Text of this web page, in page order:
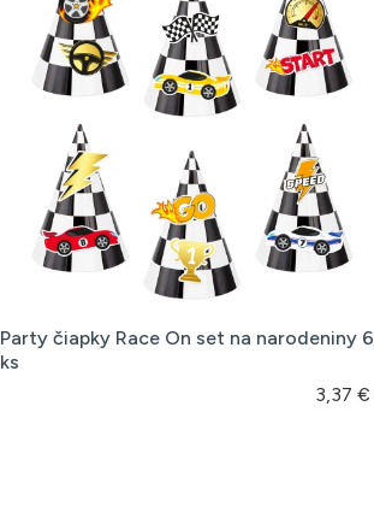
Party čiapky Race On set na narodeniny 6
ks
3,37 €